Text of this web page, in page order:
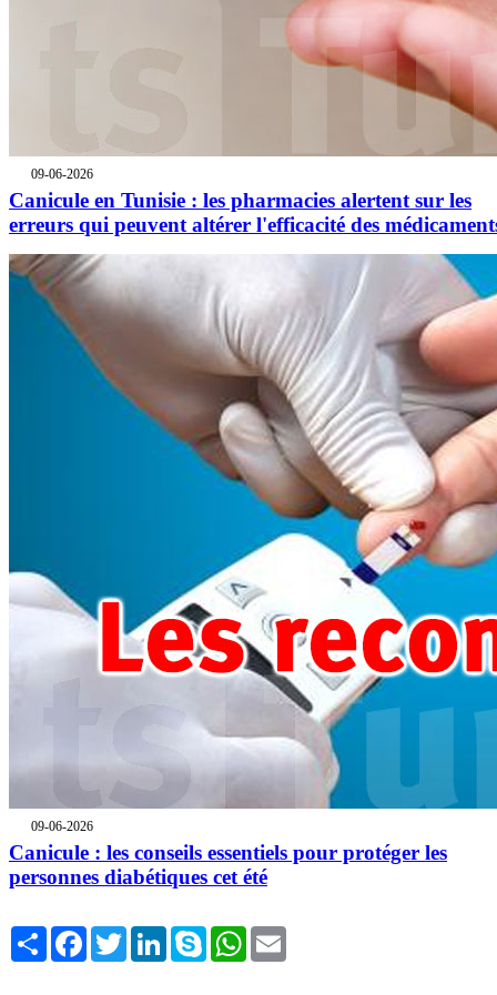
09-06-2026
Canicule en Tunisie : les pharmacies alertent sur les
erreurs qui peuvent altérer l'efficacité des
09-06-2026
Canicule : les conseils essentiels pour protéger les
personnes diabétiques cet été
Share FacebookTwitterLinkedInSkype WhatsApp